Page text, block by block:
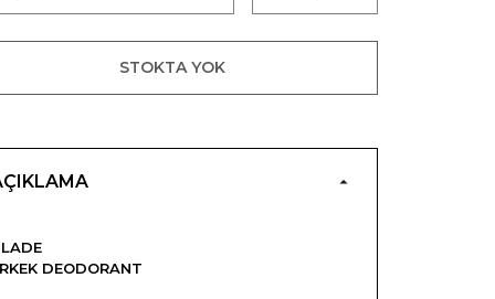
STOKTA YOK
DEODORANT